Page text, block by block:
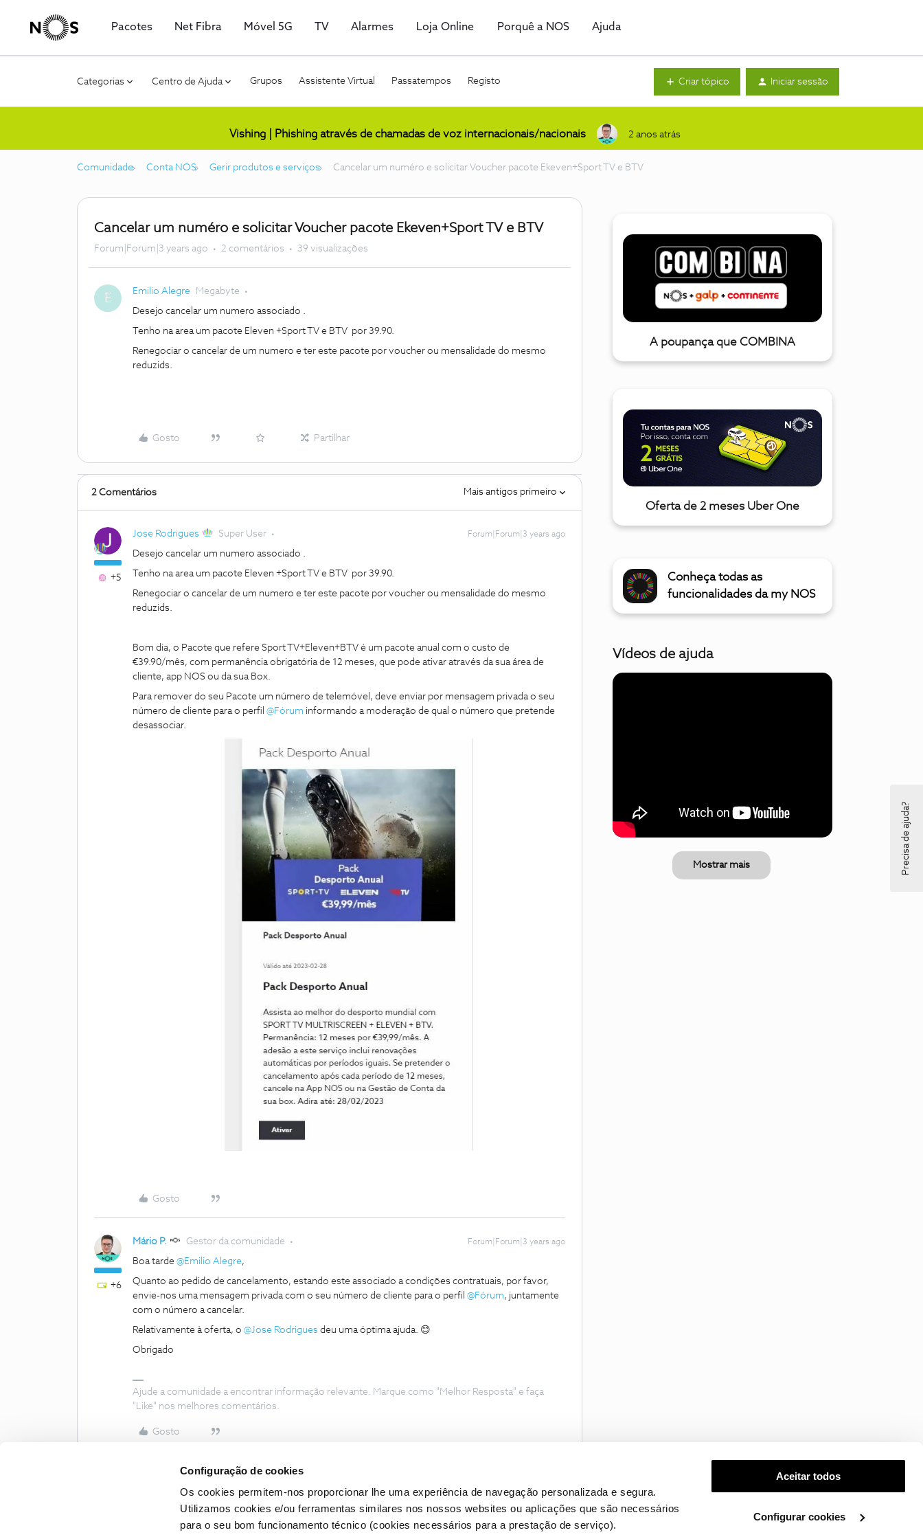
Configuração de cookies
Os cookies permitem-nos proporcionar lhe uma experiência de navegação personalizada e segura.
Utilizamos cookies e/ou ferramentas similares nos nossos websites ou aplicações que são necessários
para o seu bom funcionamento técnico (cookies necessários para a prestação de serviço).
Aceitar todos
Configurar cookies
Pacotes Net Fibra Móvel 5G TV Alarmes Loja Online Porquê a NOS Ajuda
Categorias Centro de Ajuda Grupos Assistente Virtual Passatempos Registo Criar tópico Iniciar sessão
Vishing | Phishing através de chamadas de voz internacionais/nacionais 2 anos atrás
Comunidade Conta NOS Gerir produtos e serviços Cancelar um numéro e solicitar Voucher pacote Ekeven+Sport TV e BTV
Cancelar um numéro e solicitar Voucher pacote Ekeven+Sport TV e BTV
Forum|Forum|3 years ago 2 comentários 39 visualizações
E Emilio Alegre Megabyte
Desejo cancelar um numero associado .
Tenho na area um pacote Eleven +Sport TV e BTV por 39.90.
Renegociar o cancelar de um numero e ter este pacote por voucher ou mensalidade do mesmo
reduzids.
Gosto Partilhar
2 Comentários Mais antigos primeiro
+5
Jose Rodrigues Super User Forum|Forum|3 years ago
Desejo cancelar um numero associado .
Tenho na area um pacote Eleven +Sport TV e BTV por 39.90.
Renegociar o cancelar de um numero e ter este pacote por voucher ou mensalidade do mesmo
reduzids.
Bom dia, o Pacote que refere Sport TV+Eleven+BTV é um pacote anual com o custo de
€39.90/mês, com permanência obrigatória de 12 meses, que pode ativar através da sua área de
cliente, app NOS ou da sua Box.
Para remover do seu Pacote um número de telemóvel, deve enviar por mensagem privada o seu
número de cliente para o perfil @Fórum informando a moderação de qual o número que pretende
desassociar.
Gosto
+6
Mário P. Gestor da comunidade Forum|Forum|3 years ago
Boa tarde @Emilio Alegre,
Quanto ao pedido de cancelamento, estando este associado a condições contratuais, por favor,
envie-nos uma mensagem privada com o seu número de cliente para o perfil @Fórum, juntamente
com o número a cancelar.
Relativamente à oferta, o @Jose Rodrigues deu uma óptima ajuda. 😊
Obrigado
Ajude a comunidade a encontrar informação relevante. Marque como "Melhor Resposta" e faça
"Like" nos melhores comentários.
Gosto
A poupança que COMBINA
Oferta de 2 meses Uber One
Conheça todas as
funcionalidades da my NOS
Vídeos de ajuda
Mostrar mais Precisa de ajuda?